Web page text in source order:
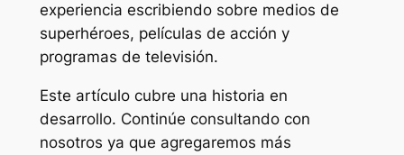
experiencia escribiendo sobre medios de
superhéroes, películas de acción y
programas de televisión.
Este artículo cubre una historia en
desarrollo. Continúe consultando con
nosotros ya que agregaremos más